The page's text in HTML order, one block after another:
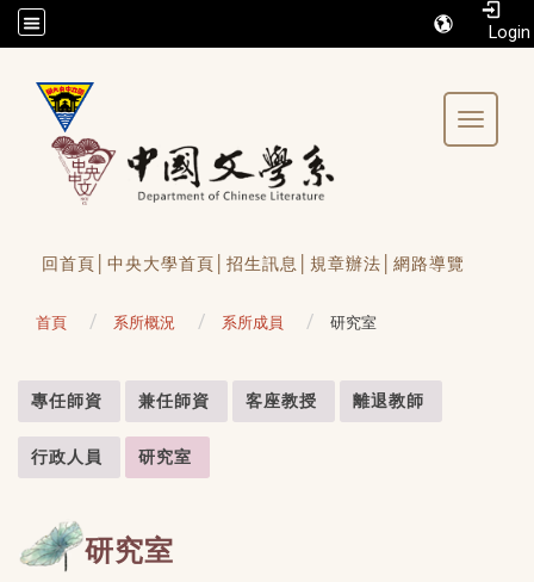
/accesskey"" title="Toolbar">:::
Toggle
回首頁│ 中央大學首頁│ 招生訊息│ 規章辦法│ 網路導覽
首頁 系所概況 系所成員 研究室
專任師資 兼任師資 客座教授 離退教師
行政人員 研究室
研究室